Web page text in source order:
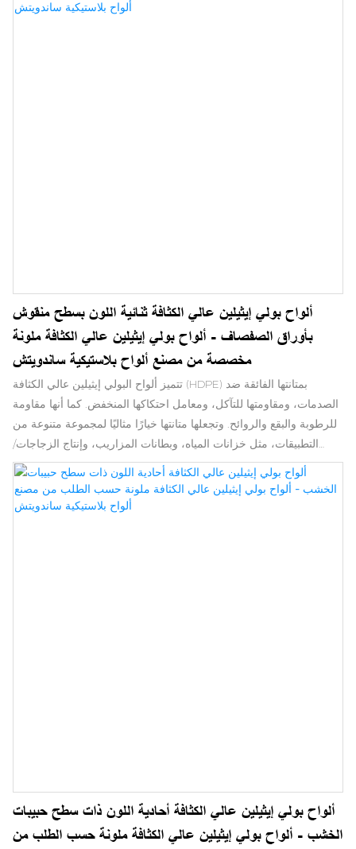
ألواح بولي إيثيلين عالي الكثافة ثنائية اللون بسطح منقوش
بأوراق الصفصاف - ألواح بولي إيثيلين عالي الكثافة ملونة
مخصصة من مصنع ألواح بلاستيكية ساندويتش
تتميز ألواح البولي إيثيلين عالي الكثافة (HDPE) بمتانتها الفائقة ضد
الصدمات، ومقاومتها للتآكل، ومعامل احتكاكها المنخفض. كما أنها مقاومة
للرطوبة والبقع والروائح. وتجعلها متانتها خيارًا مثاليًا لمجموعة متنوعة من
التطبيقات، مثل خزانات المياه، وبطانات المزاريب، وإنتاج الزجاجات/
أغطيتها، والعديد من الاستخدامات الصناعية الأخرى. يوفر البولي إيثيلين
ألواح بولي إيثيلين عالي الكثافة أحادية اللون ذات سطح حبيبات
الخشب - ألواح بولي إيثيلين عالي الكثافة ملونة حسب الطلب من